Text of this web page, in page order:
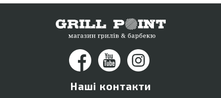
Наші контакти